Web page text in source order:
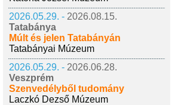
2026.05.29. - 2026.08.15.
Tatabánya
Múlt és jelen Tatabányán
Tatabányai Múzeum
2026.05.29. - 2026.06.28.
Veszprém
Szenvedélyből tudomány
Laczkó Dezső Múzeum